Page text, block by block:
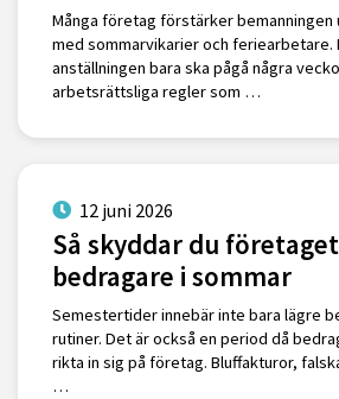
Många företag förstärker bemanningen
med sommarvikarier och feriearbetare.
anställningen bara ska pågå några
arbetsrättsliga regler som …
12 juni 2026
Så skyddar du
bedragare i sommar
Semestertider innebär inte bara lägre
rutiner. Det är också en period då
rikta in sig på företag. Bluffakturor,
…